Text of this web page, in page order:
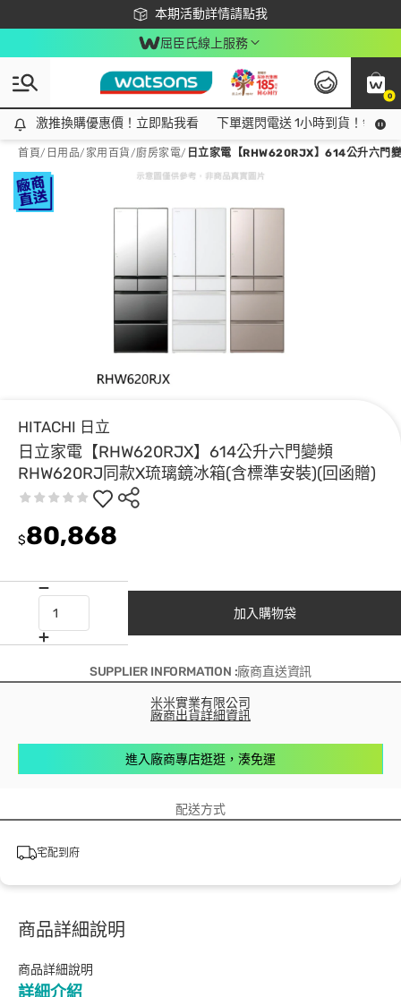
本期活動詳情請點我
下載app最高回饋$350
屈臣氏線上服務
0
激推換購優惠價！立即點我看
激推換購優惠價！立即點我看 下單選閃電送 1小時到貨！領神
首頁/ 日用品/ 家用百貨/廚房家電/ 日立家電【RHW620RJX】614公升六門
HITACHI 日立
日立家電【RHW620RJX】614公升六門變頻
RHW620RJ同款X琉璃鏡冰箱(含標準安裝)(回函贈)
$80,868
加入購物袋
SUPPLIER INFORMATION :廠商直送資訊
米米實業有限公司
廠商出貨詳細資訊
進入廠商專店逛逛，湊免運
配送方式
宅配到府
商品詳細說明
商品詳細說明
詳細介紹